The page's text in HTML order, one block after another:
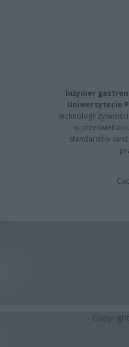
Inżynier
Uniwersytecie
technologii
w
standardów